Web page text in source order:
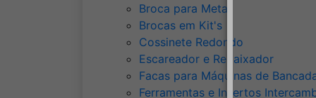
Broca para Metal
Brocas em Kit's
Cossinete Redondo
Escareador e Rebaixador
Facas para Máquinas de
Ferramentas e Insertos